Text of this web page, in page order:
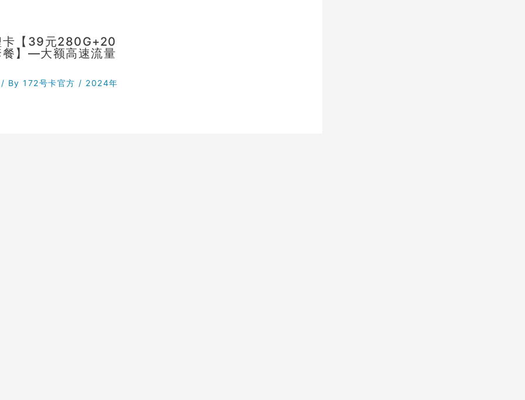
卡【39元280G+20
餐】—大额高速流量
/ By172号卡官方 / 2024年